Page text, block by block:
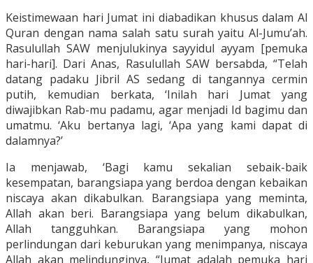
Keistimewaan hari Jumat ini diabadikan khusus dalam Al
Quran dengan nama salah satu surah yaitu Al-Jumu’ah.
Rasulullah SAW menjulukinya sayyidul ayyam [pemuka
hari-hari]. Dari Anas, Rasulullah SAW bersabda, “Telah
datang padaku Jibril AS sedang di tangannya cermin
putih, kemudian berkata, ‘Inilah hari Jumat yang
diwajibkan Rab-mu padamu, agar menjadi Id bagimu dan
umatmu. ‘Aku bertanya lagi, ‘Apa yang kami dapat di
dalamnya?’
Ia menjawab, ‘Bagi kamu sekalian sebaik-baik
kesempatan, barangsiapa yang berdoa dengan kebaikan
niscaya akan dikabulkan. Barangsiapa yang meminta,
Allah akan beri. Barangsiapa yang belum dikabulkan,
Allah tangguhkan. Barangsiapa yang mohon
perlindungan dari keburukan yang menimpanya, niscaya
Allah akan melindunginya, “Jumat adalah pemuka hari